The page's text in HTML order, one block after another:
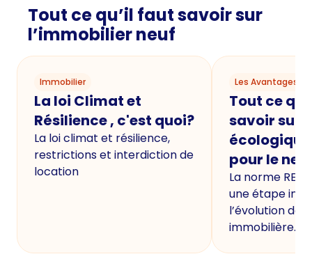
Tout ce qu’il faut savoir sur
l’immobilier neuf
Immobilier
La loi Climat et
Résilience , c'est quoi?
La loi climat et résilience,
restrictions et interdiction de
location
Les Avantages
Tout ce
savoir sur
écologique
pour le
La norme
une étape
l’évolution de
immobilière.